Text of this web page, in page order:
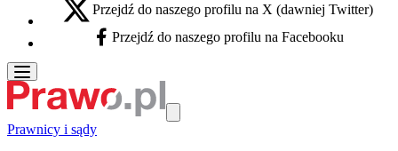
X - otwiera się w nowej karcie
Przejdź do naszego profilu na X (dawniej Twitter)
Facebook - otwiera się w nowej karcie
Przejdź do naszego profilu na Facebooku
Prawnicy i sądy